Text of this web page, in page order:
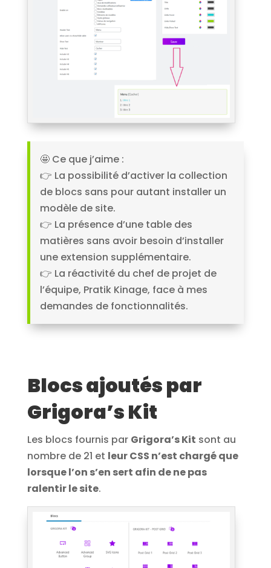
🤩 Ce que j’aime :
👉​ La possibilité d’activer la collection
de blocs sans pour autant installer un
modèle de site.
👉​ La présence d’une table des
matières sans avoir besoin d’installer
une extension supplémentaire.
👉​ La réactivité du chef de projet de
l’équipe, Pratik Kinage, face à mes
demandes de fonctionnalités.
Blocs ajoutés par
Grigora’s Kit
Les blocs fournis par Grigora’s Kit sont au
nombre de 21 et leur CSS n’est chargé que
lorsque l’on s’en sert afin de ne pas
ralentir le site.